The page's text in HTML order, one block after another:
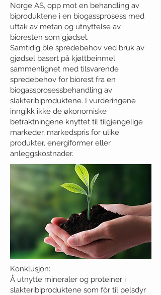
Norge AS, opp mot en behandling av
biproduktene i en biogassprosess med
uttak av metan og utnyttelse av
bioresten som gjødsel.
Samtidig ble spredebehov ved bruk av
gjødsel basert på kjøttbeinmel
sammenlignet med tilsvarende
spredebehov for biorest fra en
biogassprosessbehandling av
slakteribiproduktene. I vurderingene
inngikk ikke de økonomiske
betraktningene knyttet til tilgjengelige
markeder, markedspris for ulike
produkter, energiformer eller
anleggskostnader.
​Konklusjon:
Å utnytte mineraler og proteiner i
slakteribiproduktene som fôr til pelsdyr